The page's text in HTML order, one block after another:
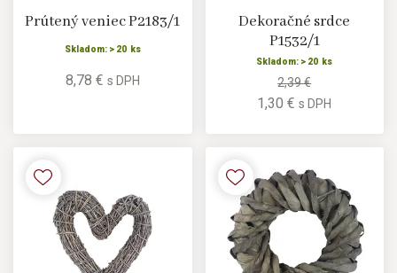
Prútený veniec P2183/1
Skladom: > 20 ks
8,78 € s DPH
Dekoračné srdce
P1532/1
Skladom: > 20 ks
2,39 €
1,30 €s DPH